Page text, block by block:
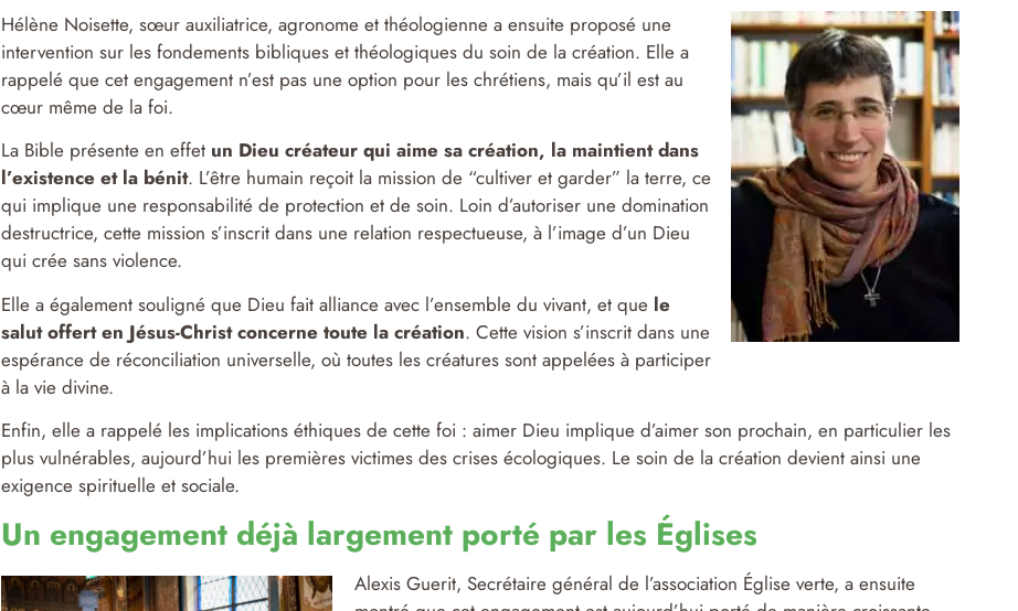
Hélène Noisette, sœur auxiliatrice, agronome et théologienne a ensuite proposé une
intervention sur les fondements bibliques et théologiques du soin de la création. Elle a
rappelé que cet engagement n’est pas une option pour les chrétiens, mais qu’il est au
cœur même de la foi.
La Bible présente en effet un Dieu créateur qui aime sa création, la maintient dans
l’existence et la bénit. L’être humain reçoit la mission de “cultiver et garder” la terre, ce
qui implique une responsabilité de protection et de soin. Loin d’autoriser une domination
destructrice, cette mission s’inscrit dans une relation respectueuse, à l’image d’un Dieu
qui crée sans violence.
Elle a également souligné que Dieu fait alliance avec l’ensemble du vivant, et que le
salut offert en Jésus-Christ concerne toute la création. Cette vision s’inscrit dans une
espérance de réconciliation universelle, où toutes les créatures sont appelées à participer
à la vie divine.
Enfin, elle a rappelé les implications éthiques de cette foi : aimer Dieu implique d’aimer son prochain, en particulier les
plus vulnérables, aujourd’hui les premières victimes des crises écologiques. Le soin de la création devient ainsi une
exigence spirituelle et sociale.
Un engagement déjà largement porté par les Églises
Alexis Guerit, Secrétaire général de l’association Église verte, a ensuite